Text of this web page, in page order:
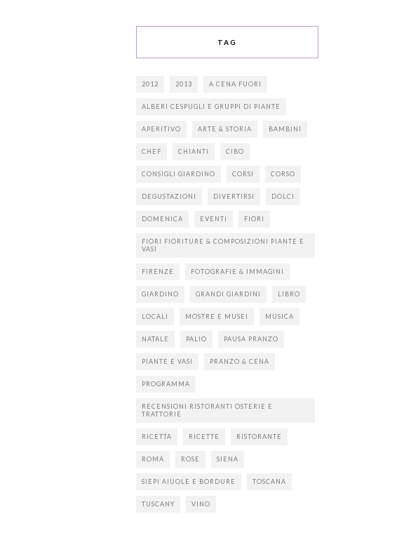
TAG
2012 2013 A CENA FUORI
ALBERI CESPUGLI E GRUPPI DI PIANTE
APERITIVO ARTE & STORIA BAMBINI
CHEF CHIANTI CIBO
CONSIGLI GIARDINO CORSI CORSO
DEGUSTAZIONI DIVERTIRSI DOLCI
DOMENICA EVENTI FIORI
FIORI FIORITURE & COMPOSIZIONI PIANTE E
VASI
FIRENZE FOTOGRAFIE & IMMAGINI
GIARDINO GRANDI GIARDINI LIBRO
LOCALI MOSTRE E MUSEI MUSICA
NATALE PALIO PAUSA PRANZO
PIANTE E VASI PRANZO & CENA
PROGRAMMA
RECENSIONI RISTORANTI OSTERIE E
TRATTORIE
RICETTA RICETTE RISTORANTE
ROMA ROSE SIENA
SIEPI AIUOLE E BORDURE TOSCANA
TUSCANY VINO